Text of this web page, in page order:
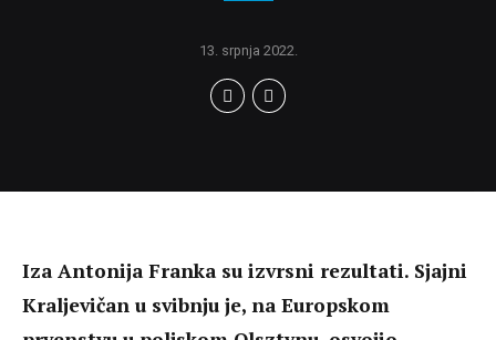
13. srpnja 2022.
Iza Antonija Franka su izvrsni rezultati. Sjajni
Kraljevičan u svibnju je, na Europskom